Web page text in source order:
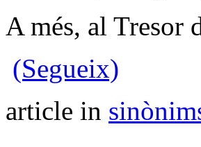
A més, al Tresor
(Segueix)
article in